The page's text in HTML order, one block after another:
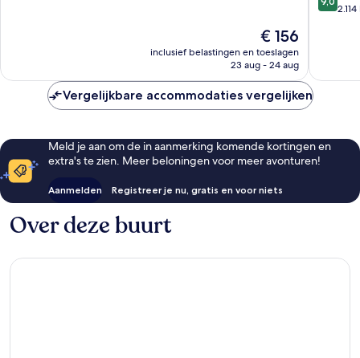
De
prijs
is
€ 156
inclusief belastingen en toeslagen
23 aug - 24 aug
Luis
Obispo
van
Vergelijkbare accommodaties vergelijken
Meld je aan om de in aanmerking komende kortingen en
extra's te zien. Meer beloningen voor meer avonturen!
Aanmelden Registreer je nu, gratis en voor niets
Over deze buurt